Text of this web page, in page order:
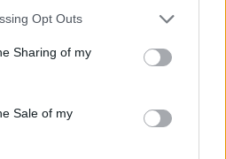
Opt Outs
Sharing of my
Sale of my
kiseika da bi proizvelo vlastitu
hladan tuš širi pluća koliko i
unos kisika znači i manju